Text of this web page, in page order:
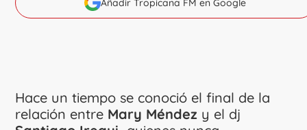
Añadir Tropicana FM en Google
Hace un tiempo se conoció el final de la
relación entre Mary Méndez y el dj